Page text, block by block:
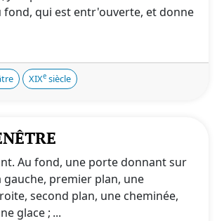
fond, qui est entr'ouverte, et donne
XIXe siècle
Au fond, une porte donnant sur
gauche, premier plan, une
second plan, une cheminée,
glace ; ...